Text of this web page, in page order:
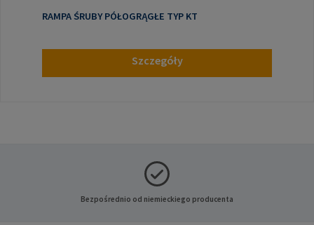
RAMPA ŚRUBY PÓŁOGRĄGŁE TYP KT
Szczegóły
Bezpośrednio od niemieckiego producenta